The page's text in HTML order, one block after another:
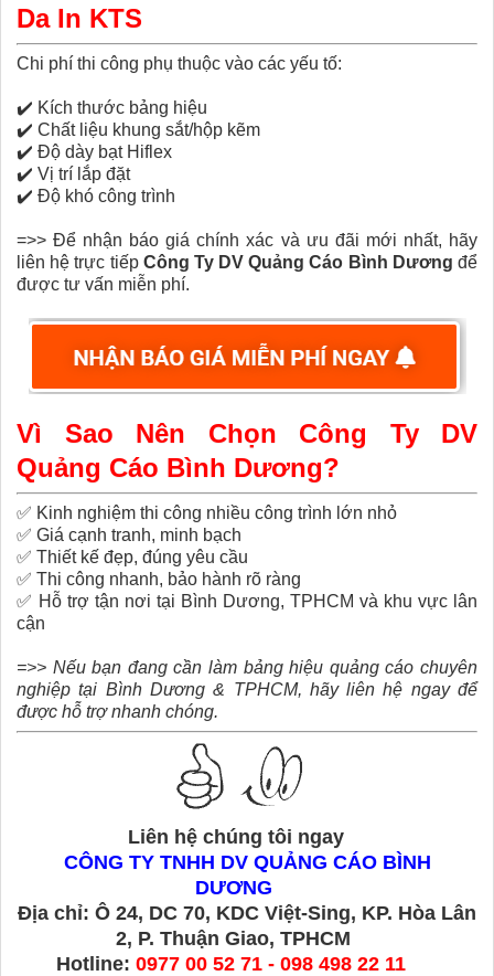
Da In KTS
Chi phí thi công phụ thuộc vào các yếu tố:
✔️ Kích thước bảng hiệu
✔️ Chất liệu khung sắt/hộp kẽm
✔️ Độ dày bạt Hiflex
✔️ Vị trí lắp đặt
✔️ Độ khó công trình
=>> Để nhận báo giá chính xác và ưu đãi mới nhất, hãy
liên hệ trực tiếp Công Ty DV Quảng Cáo Bình Dương để
được tư vấn miễn phí.
Vì Sao Nên Chọn Công Ty DV
Quảng Cáo Bình Dương?
✅ Kinh nghiệm thi công nhiều công trình lớn nhỏ
✅ Giá cạnh tranh, minh bạch
✅ Thiết kế đẹp, đúng yêu cầu
✅ Thi công nhanh, bảo hành rõ ràng
✅ Hỗ trợ tận nơi tại Bình Dương, TPHCM và khu vực lân
cận
=>> Nếu bạn đang cần làm bảng hiệu quảng cáo chuyên
nghiệp tại Bình Dương & TPHCM, hãy liên hệ ngay để
được hỗ trợ nhanh chóng.
Liên hệ chúng tôi ngay
CÔNG TY TNHH DV QUẢNG CÁO BÌNH
DƯƠNG
Địa chỉ: Ô 24, DC 70, KDC Việt-Sing, KP. Hòa Lân
2, P. Thuận Giao, TPHCM
Hotline: 0977 00 52 71 - 098 498 22 11